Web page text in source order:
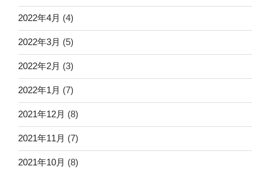
2022年4月 (4)
2022年3月 (5)
2022年2月 (3)
2022年1月 (7)
2021年12月 (8)
2021年11月 (7)
2021年10月 (8)